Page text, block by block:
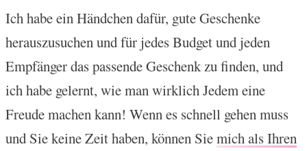
Ich habe ein Händchen dafür, gute Geschenke
herauszusuchen und für jedes Budget und jeden
Empfänger das passende Geschenk zu finden, und
ich habe gelernt, wie man wirklich Jedem eine
Freude machen kann! Wenn es schnell gehen muss
und Sie keine Zeit haben, können Siemich als Ihren